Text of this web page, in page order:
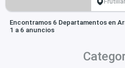
Encontramos 6 Departamentos en
1 a 6 anuncios